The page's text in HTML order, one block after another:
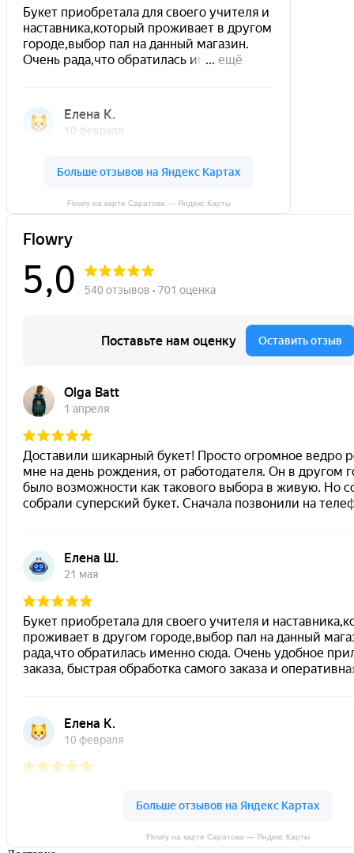
Flowry на карте Саратова — Яндекс Карты
Flowry на карте Саратова — Яндекс Карты